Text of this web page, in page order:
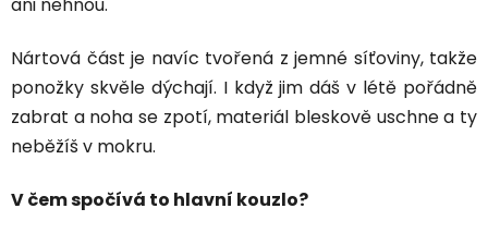
Nártová část je navíc tvořená z jemné síťoviny, takže
ponožky skvěle dýchají. I když jim dáš v létě pořádně
zabrat a noha se zpotí, materiál bleskově uschne a ty
neběžíš v mokru.
V čem spočívá to hlavní kouzlo?